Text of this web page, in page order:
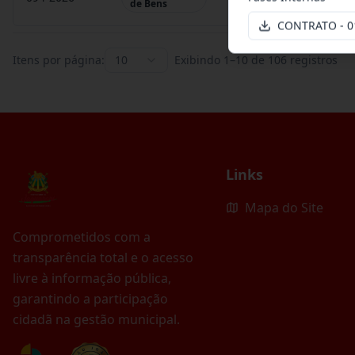
de Bens
Itens por página: 10 Exibindo 1 –10 de 106 registros
Comprometidos com a
transparência total e o acesso
livre à informação pública,
garantindo a participação
cidadã na gestão municipal.
Links
Mapa do Site
CONTRATO -